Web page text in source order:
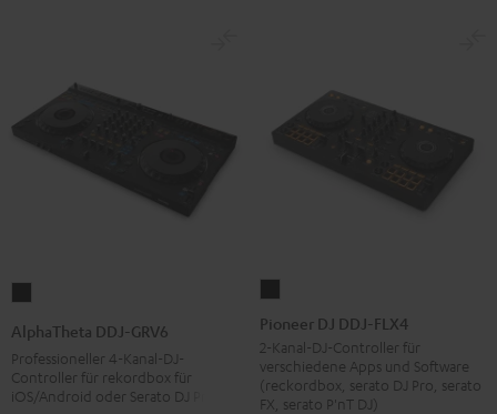
DDJ-
Schwarz
AlphaTheta DDJ-GRV6
Professioneller 4-Kanal-DJ-
Controller für rekordbox für
iOS/Android oder Serato DJ Pro
DDJ-
FLX4
Schwarz
Pioneer DJ DDJ-FLX4
2-Kanal-DJ-Controller für
verschiedene Apps und Software
(reckordbox, serato DJ Pro, serato
FX, serato P'nT DJ)